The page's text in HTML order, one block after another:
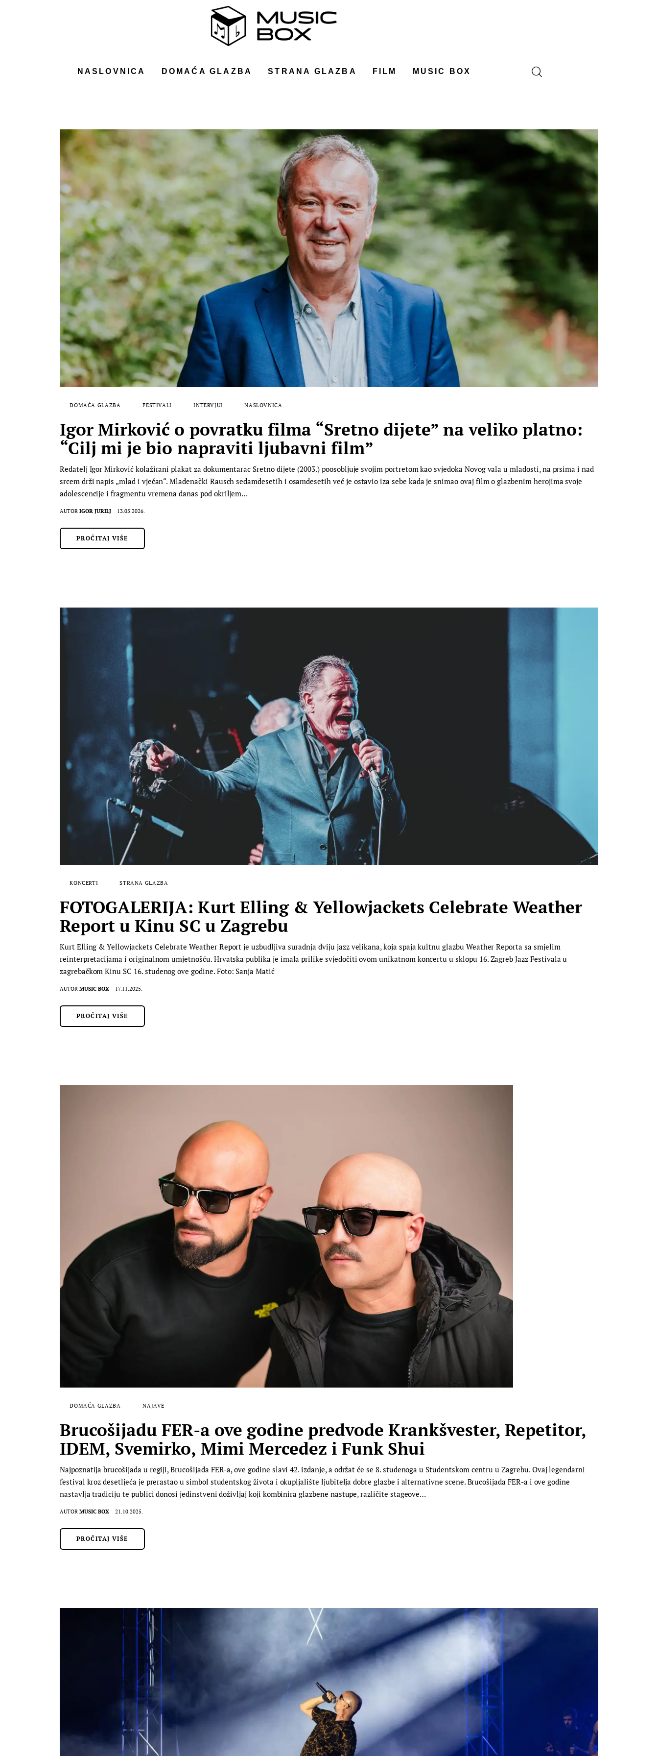
NASLOVNICA DOMAĆA GLAZBA STRANA GLAZBA FILM MUSIC BOX
DOMAĆA GLAZBA FESTIVALI INTERVJUI NASLOVNICA
Igor Mirković o povratku filma “Sretno dijete” na veliko platno:
“Cilj mi je bio napraviti ljubavni film”
Redatelj Igor Mirković kolažirani plakat za dokumentarac Sretno dijete (2003.) poosobljuje svojim portretom kao svjedoka Novog vala u mladosti, na prsima i nad
srcem drži napis „mlad i vječan“. Mladenački Rausch sedamdesetih i osamdesetih već je ostavio iza sebe kada je snimao ovaj film o glazbenim herojima svoje
adolescencije i fragmentu vremena danas pod okriljem…
AUTOR IGOR JURILJ 13.05.2026.
PROČITAJ VIŠE
KONCERTI STRANA GLAZBA
FOTOGALERIJA: Kurt Elling & Yellowjackets Celebrate Weather
Report u Kinu SC u Zagrebu
Kurt Elling & Yellowjackets Celebrate Weather Report je uzbudljiva suradnja dviju jazz velikana, koja spaja kultnu glazbu Weather Reporta sa smjelim
reinterpretacijama i originalnom umjetnošću. Hrvatska publika je imala prilike svjedočiti ovom unikatnom koncertu u sklopu 16. Zagreb Jazz Festivala u
zagrebačkom Kinu SC 16. studenog ove godine. Foto: Sanja Matić
AUTOR MUSIC BOX 17.11.2025.
PROČITAJ VIŠE
DOMAĆA GLAZBA NAJAVE
Brucošijadu FER-a ove godine predvode Krankšvester, Repetitor,
IDEM, Svemirko, Mimi Mercedez i Funk Shui
Najpoznatija brucošijada u regiji, Brucošijada FER-a, ove godine slavi 42. izdanje, a održat će se 8. studenoga u Studentskom centru u Zagrebu. Ovaj legendarni
festival kroz desetljeća je prerastao u simbol studentskog života i okupljalište ljubitelja dobre glazbe i alternativne scene. Brucošijada FER-a i ove godine
nastavlja tradiciju te publici donosi jedinstveni doživljaj koji kombinira glazbene nastupe, različite stageove…
AUTOR MUSIC BOX 21.10.2025.
PROČITAJ VIŠE